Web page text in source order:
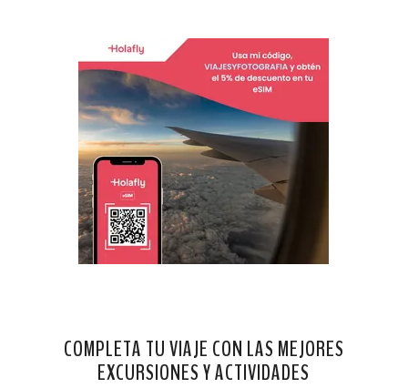
COMPLETA TU VIAJE CON LAS MEJORES
EXCURSIONES Y ACTIVIDADES